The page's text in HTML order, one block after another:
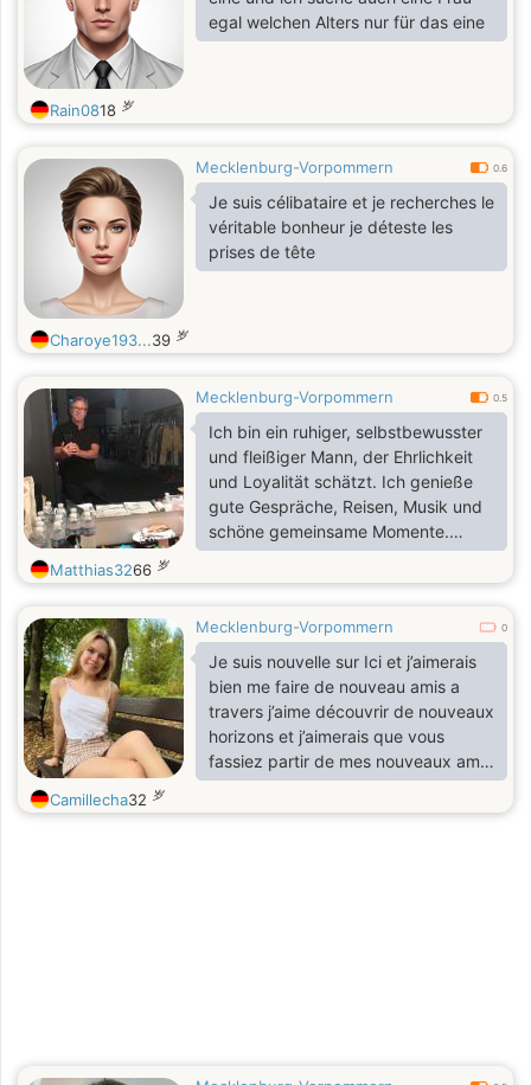
egal welchen Alters nur für das eine
Rain0818 岁
Mecklenburg-Vorpommern 0.6
Je suis célibataire et je recherches le
véritable bonheur je déteste les
prises de tête
Charoye193...39 岁
Mecklenburg-Vorpommern 0.5
Ich bin ein ruhiger, selbstbewusster
und fleißiger Mann, der Ehrlichkeit
und Loyalität schätzt. Ich genieße
gute Gespräche, Reisen, Musik und
schöne gemeinsame Momente.
Respekt, Vertrauen und eine starke
Verbindung sind mir sehr wichtig. Ich
Bedeutungsvolles aufzubauen.
Matthias3266 岁
Mecklenburg-Vorpommern 0
Je suis nouvelle sur Ici et j’aimerais
bien me faire de nouveau amis a
travers j’aime découvrir de nouveaux
horizons et j’aimerais que vous
fassiez partir de mes nouveaux amis
si cela ne te pose pas de soucis ?
Camillecha32 岁